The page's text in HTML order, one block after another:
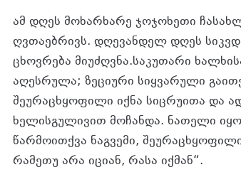
ამ დღეს მოხარხარე ჯოჯოხეთი
ღვთაებრივს. დღევანდელ დღეს
ცხოვრება მიუძღვნა.საკუთარი
აღესრულა; ზეციური სიყვარული
შეურაცხყოფილი იქნა სიცრუითა და
ხელისგულივით მოჩანდა. ნათელი
წარმოითქვა ნაგვემი,
რამეთუ არა იციან, რასა იქმან“.